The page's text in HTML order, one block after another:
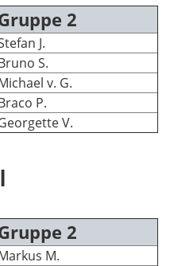
2
J.
S.
v. G.
P.
V.
2
M.